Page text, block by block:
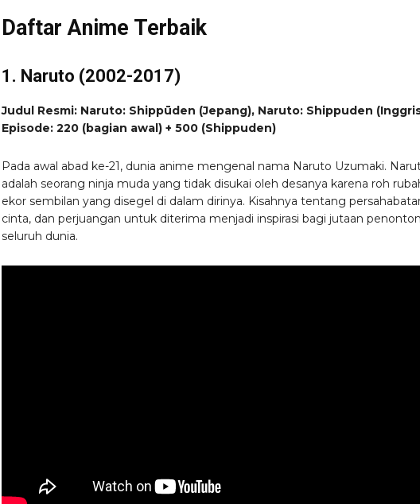
Daftar Anime Terbaik
1. Naruto (2002-2017)
Judul Resmi: Naruto: Shippūden (Jepang), Naruto: Shippuden
Episode: 220 (bagian awal) + 500 (Shippuden)
Pada awal abad ke-21, dunia anime mengenal nama Naruto Uzumaki.
adalah seorang ninja muda yang tidak disukai oleh desanya karena roh
ekor sembilan yang disegel di dalam dirinya. Kisahnya tentang
cinta, dan perjuangan untuk diterima menjadi inspirasi bagi jutaan
seluruh dunia.